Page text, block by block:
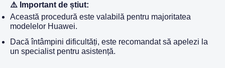
⚠️ Important de știut:
Această procedură este valabilă pentru majoritatea
modelelor Huawei.
Dacă întâmpini dificultăți, este recomandat să apelezi la
un specialist pentru asistență.